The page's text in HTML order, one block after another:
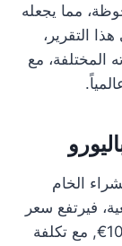
مما يجعله
التقرير،
المختلفة، مع
24 اليوم يبلغ 88.87€ للشراء الخام
فيرتفع سعر
الشراء إلى 97.76€ وسعر البيع إلى 100.69€, مع تكلفة